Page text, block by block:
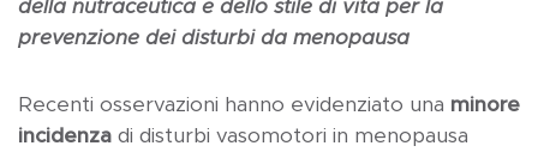
della nutraceutica e dello stile di vita per la
prevenzione dei disturbi da menopausa
Recenti osservazioni hanno evidenziato una minore
incidenza di disturbi vasomotori in menopausa